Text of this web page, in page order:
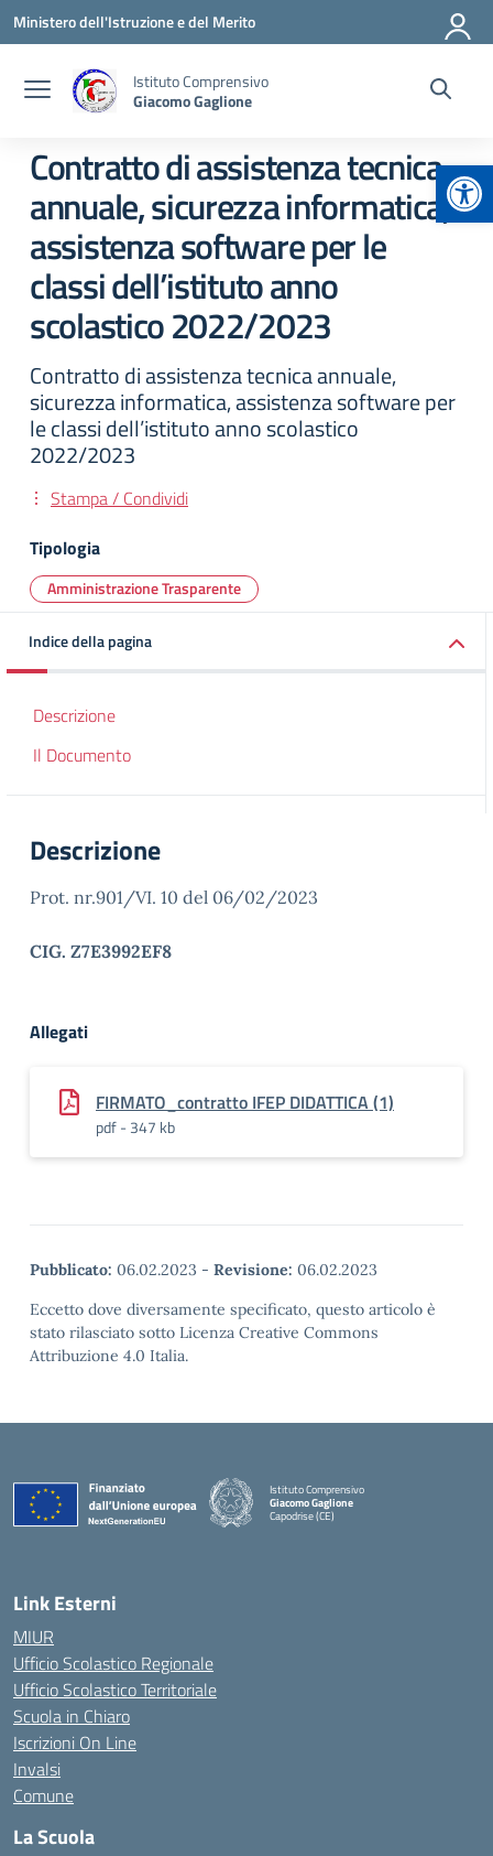
Vai ai contenuti
Vai al menu di navigazione
Vai al footer
Ministero dell'Istruzione e del Merito
Istituto Comprensivo
Giacomo Gaglione
Contratto di assistenza tecnica
annuale, sicurezza informatica,
assistenza software per le
classi dell’istituto anno
scolastico 2022/2023
Contratto di assistenza tecnica annuale,
sicurezza informatica, assistenza software per
le classi dell’istituto anno scolastico
2022/2023
Stampa / Condividi
Tipologia
Amministrazione Trasparente
Indice della pagina
Descrizione
Il Documento
Descrizione
Prot. nr.901/VI. 10 del 06/02/2023
CIG. Z7E3992EF8
Allegati
FIRMATO_contratto IFEP DIDATTICA (1)
pdf - 347 kb
Pubblicato: 06.02.2023 - Revisione: 06.02.2023
Eccetto dove diversamente specificato, questo articolo è
stato rilasciato sotto Licenza Creative Commons
Attribuzione 4.0 Italia.
Istituto Comprensivo
Giacomo Gaglione
Capodrise (CE)
— Visita la pagina iniziale della scuola
Link Esterni
MIUR
Ufficio Scolastico Regionale
Ufficio Scolastico Territoriale
Scuola in Chiaro
Iscrizioni On Line
Invalsi
Comune
La Scuola